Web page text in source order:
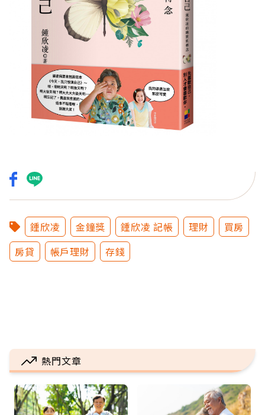
鍾欣凌 金鐘獎 鍾欣凌 記帳 理財
買房
房貸
帳戶理財 存錢
熱門文章